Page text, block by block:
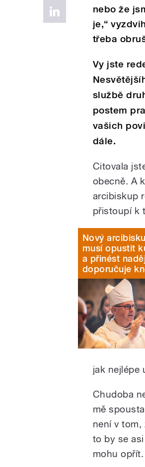
nebo že
je,“
třeba
Vy jste
službě
postem
vašich
dále.
Citovala
obecně. A
arcibiskup
přistoupí k
Nový
musí opustit
a přinést
doporučuje
jak nejlépe
Chudoba
mě
není v tom,
to by se
mohu opřít.